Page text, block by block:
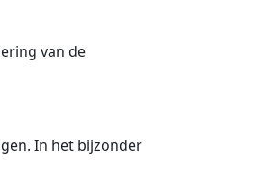
van de
In het bijzonder